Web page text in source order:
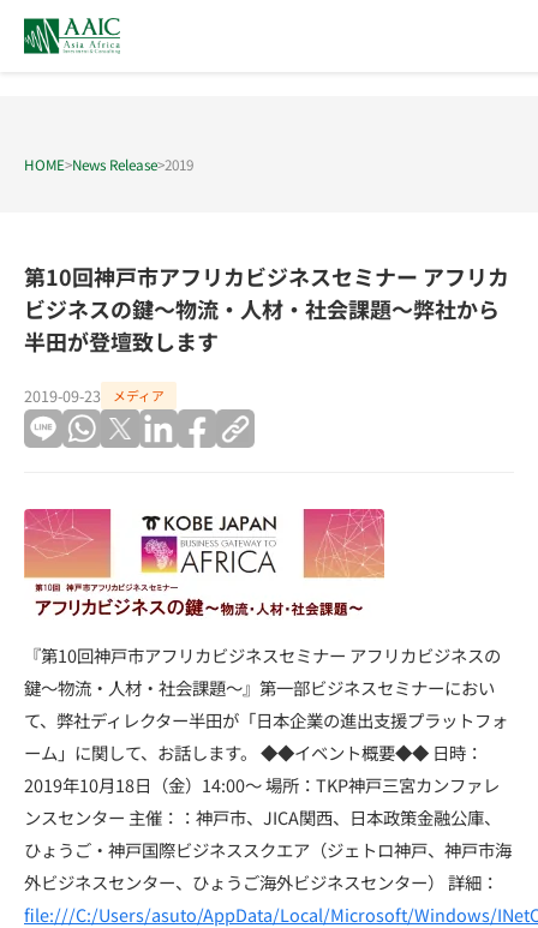
HOME>News Release>2019
第10回神戸市アフリカビジネスセミナー アフリカ
ビジネスの鍵～物流・人材・社会課題～弊社から
半田が登壇致します
2019-09-23 メディア
『第10回神戸市アフリカビジネスセミナー アフリカビジネスの
鍵～物流・人材・社会課題～』第一部ビジネスセミナーにおい
て、弊社ディレクター半田が「日本企業の進出支援プラットフォ
ーム」に関して、お話します。 ◆◆イベント概要◆◆ 日時：
2019年10月18日（金）14:00～ 場所：TKP神戸三宮カンファレ
ンスセンター 主催：：神戸市、JICA関西、日本政策金融公庫、
ひょうご・神戸国際ビジネススクエア（ジェトロ神戸、神戸市海
外ビジネスセンター、ひょうご海外ビジネスセンター） 詳細：
file:///C:/Users/asuto/AppData/Local/Microsoft/Windows/